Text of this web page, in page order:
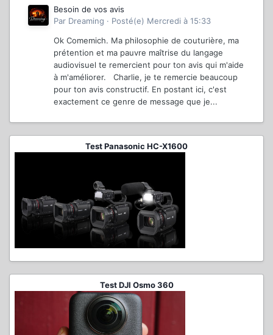
Besoin de vos avis
Par Dreaming · Posté(e) Mercredi à 15:33
Ok Comemich. Ma philosophie de couturière, ma
prétention et ma pauvre maîtrise du langage
audiovisuel te remercient pour ton avis qui m'aide
à m'améliorer. Charlie, je te remercie beaucoup
pour ton avis constructif. En postant ici, c'est
exactement ce genre de message que je...
Test Panasonic HC-X1600
Test DJI Osmo 360